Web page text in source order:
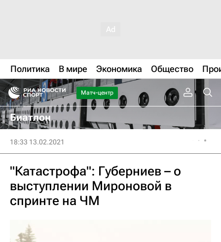
Политика В мире Экономика Общество
Матч-центр
Биатлон
18:33 13.02.2021
"Катастрофа": Губерниев – о
выступлении Мироновой в
спринте на ЧМ